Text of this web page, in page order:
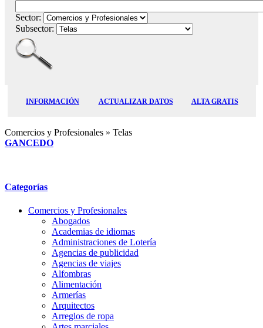
Sector:
Subsector:
INFORMACIÓN ACTUALIZAR DATOS ALTA GRATIS
Comercios y Profesionales » Telas
GANCEDO
Categorías
Comercios y Profesionales
Abogados
Academias de idiomas
Administraciones de Lotería
Agencias de publicidad
Agencias de viajes
Alfombras
Alimentación
Armerías
Arquitectos
Arreglos de ropa